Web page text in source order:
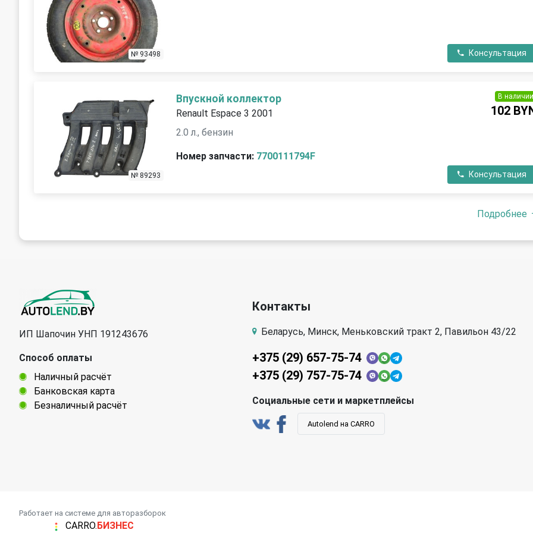
№ 93498 Консультация
№ 89293
Впускной коллектор
Renault Espace 3 2001
2.0 л., бензин
Номер запчасти: 7700111794F
В
102
Консультация
Подробнее
ИП Шапочин УНП 191243676
Способ оплаты
Наличный расчёт
Банковская карта
Безналичный расчёт
Контакты
Беларусь, Минск, Меньковский тракт 2, Павильон 43/22
+375 (29) 657-75-74
+375 (29) 757-75-74
Социальные сети и маркетплейсы
Autolend на CARRO
Работает на системе для авторазборок
CARRO. БИЗНЕС